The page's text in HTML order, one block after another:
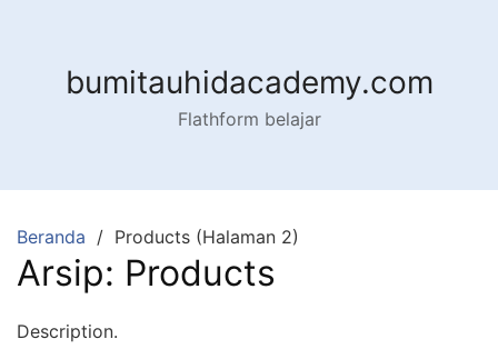
bumitauhidacademy.com
Flathform belajar
Beranda Products (Halaman 2)
Arsip: Products
Description.